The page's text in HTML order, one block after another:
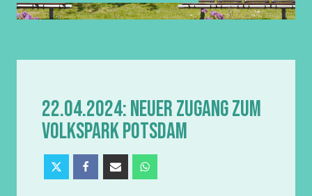
22.04.2024: NEUER ZUGANG ZUM
VOLKSPARK POTSDAM